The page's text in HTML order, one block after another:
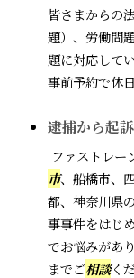
皆さまからの
題）、労働問
題に対応して
事前予約で休
逮捕から起
ファストレー
市、船橋市、
都、神奈川県
事事件をはじ
でお悩みがあ
までご相談く